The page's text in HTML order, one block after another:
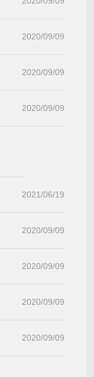
2020/09/09
2020/09/09
2020/09/09
2021/06/19
2020/09/09
2020/09/09
2020/09/09
2020/09/09